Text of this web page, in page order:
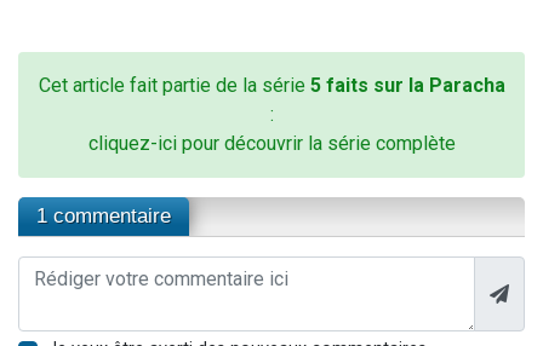
Cet article fait partie de la série 5 faits sur la Paracha
:
cliquez-ici pour découvrir la série complète
1 commentaire